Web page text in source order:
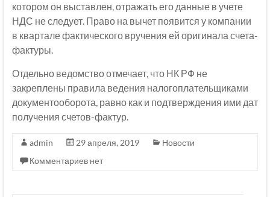
котором он выставлен, отражать его данные в учете
НДС не следует. Право на вычет появится у компании
в квартале фактического вручения ей оригинала счета-
фактуры.
Отдельно ведомство отмечает, что НК РФ не
закреплены правила ведения налогоплательщиками
документооборота, равно как и подтверждения ими дат
получения счетов-фактур.
admin 29 апреля, 2019
Новости
Комментариев нет